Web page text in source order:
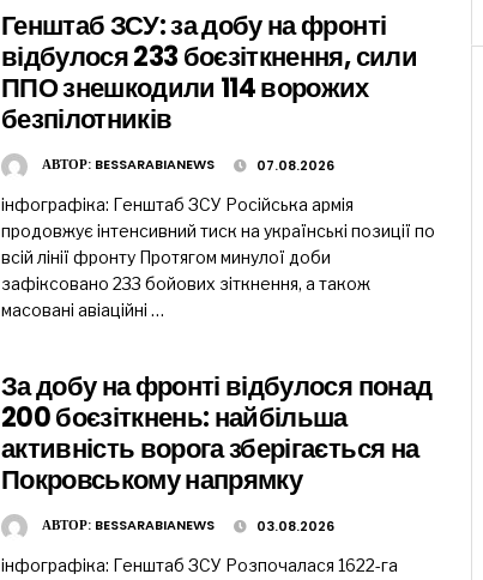
Генштаб ЗСУ: за добу на фронті
відбулося 233 боєзіткнення, сили
ППО знешкодили 114 ворожих
безпілотників
АВТОР: BESSARABIANEWS 07.08.2026
інфографіка: Генштаб ЗСУ Російська армія
продовжує інтенсивний тиск на українські позиції по
всій лінії фронту Протягом минулої доби
зафіксовано 233 бойових зіткнення, а також
масовані авіаційні …
За добу на фронті відбулося понад
200 боєзіткнень: найбільша
активність ворога зберігається на
Покровському напрямку
АВТОР: BESSARABIANEWS 03.08.2026
інфографіка: Генштаб ЗСУ Розпочалася 1622-га